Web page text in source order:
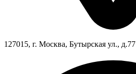
127015, г. Москва, Бутырская ул., д.77